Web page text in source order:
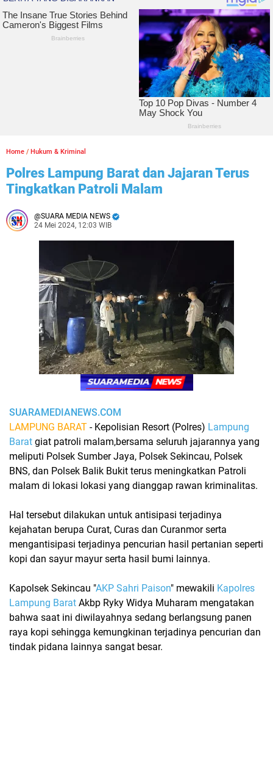
Home / Hukum & Kriminal
Polres Lampung Barat dan Jajaran Terus
Tingkatkan Patroli Malam
SUARA MEDIA NEWS
24 Mei 2024, 12:03 WIB
SUARAMEDIANEWS.COM
LAMPUNG BARAT - Kepolisian Resort (Polres) Lampung
Barat giat patroli malam,bersama seluruh jajarannya yang
meliputi Polsek Sumber Jaya, Polsek Sekincau, Polsek
BNS, dan Polsek Balik Bukit terus meningkatkan Patroli
malam di lokasi lokasi yang dianggap rawan kriminalitas.
Hal tersebut dilakukan untuk antisipasi terjadinya
kejahatan berupa Curat, Curas dan Curanmor serta
mengantisipasi terjadinya pencurian hasil pertanian seperti
kopi dan sayur mayur serta hasil bumi lainnya.
Kapolsek Sekincau "AKP Sahri Paison" mewakili Kapolres
Lampung Barat Akbp Ryky Widya Muharam mengatakan
bahwa saat ini diwilayahnya sedang berlangsung panen
raya kopi sehingga kemungkinan terjadinya pencurian dan
tindak pidana lainnya sangat besar.